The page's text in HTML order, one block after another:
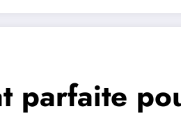
parfaite